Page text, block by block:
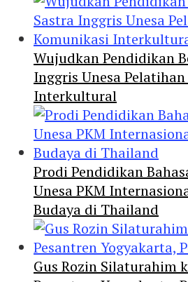
Wujudkan Pendidikan
Inggris Unesa
Interkultural
Prodi Pendidikan
Unesa PKM
Budaya di Thailand
Gus Rozin Silaturahim